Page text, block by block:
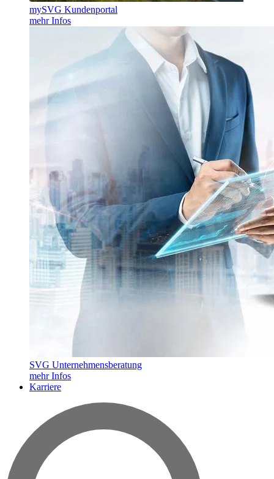
mySVG Kundenportal
mehr Infos
SVG Unternehmensberatung
mehr Infos
Karriere